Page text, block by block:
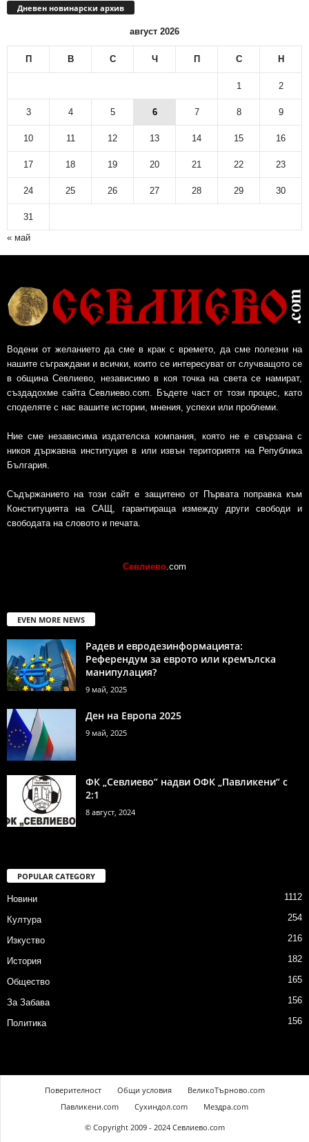
Дневен новинарски архив
август 2026
П В С Ч П С Н
1 2
3 4 5 6 7 8 9
10 11 12 13 14 15 16
17 18 19 20 21 22 23
24 25 26 27 28 29 30
31
« май
Водени от желанието да сме в крак с времето, да сме полезни на
нашите съграждани и всички, които се интересуват от случващото се
в община Севлиево, независимо в коя точка на света се намират,
създадохме сайта Севлиево.com. Бъдете част от този процес, като
споделяте с нас вашите истории, мнения, успехи или проблеми.
Ние сме независима издателска компания, която не е свързана с
никоя държавна институция в или извън териториятя на Република
България.
Съдържанието на този сайт е защитено от Първата поправка към
Конституцията на САЩ, гарантираща измежду други свободи и
свободата на словото и печата.
Севлиево .com
EVEN MORE NEWS
Радев и евродезинформацията:
Референдум за еврото или кремълска
манипулация?
9 май, 2025
Ден на Европа 2025
9 май, 2025
ФК „Севлиево“ надви ОФК „Павликени“ с
2:1
8 август, 2024
POPULAR CATEGORY
Новини 1112
Култура 254
Изкуство 216
История 182
Общество 165
За Забава 156
Политика 156
Поверителност Общи условия
ВеликоТърново.com
Павликени.com
Сухиндол.com
Мездра.com
© Copyright 2009 - 2024 Севлиево.com